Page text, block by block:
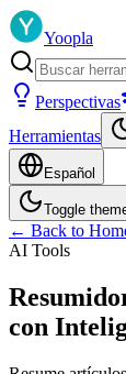
Yoopla
Perspectivas
Herramientas
Español
Toggle
← Back to
AI Tools
con